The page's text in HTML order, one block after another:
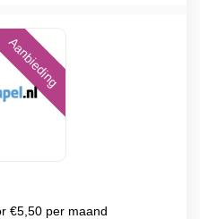
Aanbieding
€5,50 per maand